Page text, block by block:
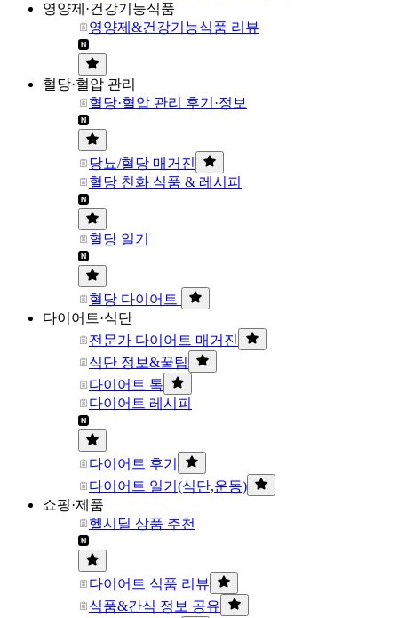
영양제·건강기능식품
영양제&건강기능식품 리뷰
혈당·혈압 관리
혈당·혈압 관리 후기·정보
당뇨/혈당 매거진
혈당 친화 식품 & 레시피
혈당 일기
혈당 다이어트
다이어트·식단
전문가 다이어트 매거진
식단 정보&꿀팁
다이어트 톡
다이어트 레시피
다이어트 후기
다이어트 일기(식단,운동)
쇼핑·제품
헬시딜 상품 추천
다이어트 식품 리뷰
식품&간식 정보 공유